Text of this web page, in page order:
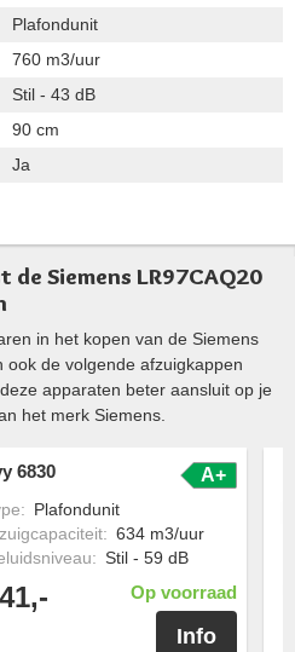
Plafondunit
760 m3/uur
Stil - 43 dB
90 cm
Ja
Siemens LR97CAQ20
in het kopen van de Siemens
ook de volgende afzuigkappen
apparaten beter aansluit op je
het merk Siemens.
6830 A+
: Plafondunit
: 634 m3/uur
: Stil - 59 dB
Op voorraad
Info